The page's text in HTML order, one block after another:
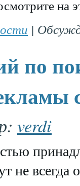
на
|
по
verdi
не всегда